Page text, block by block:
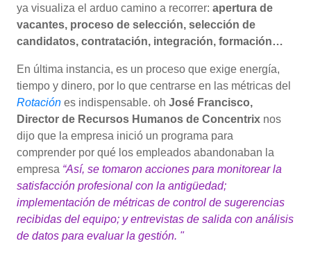
ya visualiza el arduo camino a recorrer: apertura de
vacantes, proceso de selección, selección de
candidatos, contratación, integración, formación…
En última instancia, es un proceso que exige energía,
tiempo y dinero, por lo que centrarse en las métricas del
Rotación es indispensable. oh José Francisco,
Director de Recursos Humanos de Concentrix nos
dijo que la empresa inició un programa para
comprender por qué los empleados abandonaban la
empresa “Así, se tomaron acciones para monitorear la
satisfacción profesional con la antigüedad;
implementación de métricas de control de sugerencias
recibidas del equipo; y entrevistas de salida con análisis
de datos para evaluar la gestión. "